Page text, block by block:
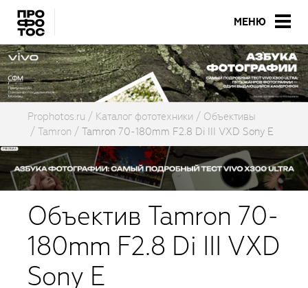
МЕНЮ
Prophotos.ru Каталог фототехники
Объективы
Tamron
Tamron 70-180mm F2.8 Di III VXD Sony E
Объектив Tamron 70-
180mm F2.8 Di III VXD
Sony E